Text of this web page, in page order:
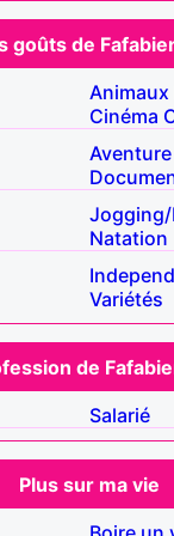
goûts de
Animaux
Cinéma
Aventure
Natation
Variétés
de
Salarié
Plus sur ma vie